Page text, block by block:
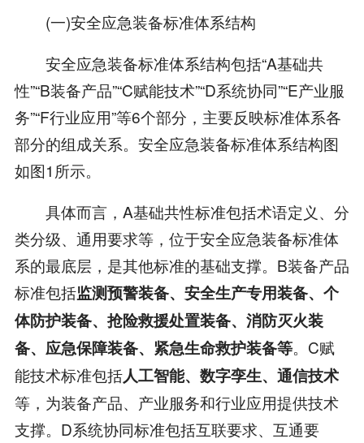
(一)安全应急装备标准体系结构
安全应急装备标准体系结构包括“A基础共
性”“B装备产品”“C赋能技术”“D系统协同”“E产业服
务”“F行业应用”等6个部分，主要反映标准体系各
部分的组成关系。安全应急装备标准体系结构图
如图1所示。
具体而言，A基础共性标准包括术语定义、分
类分级、通用要求等，位于安全应急装备标准体
系的最底层，是其他标准的基础支撑。B装备产品
标准包括监测预警装备、安全生产专用装备、个
体防护装备、抢险救援处置装备、消防灭火装
备、应急保障装备、紧急生命救护装备等。C赋
能技术标准包括人工智能、数字孪生、通信技术
等，为装备产品、产业服务和行业应用提供技术
支撑。D系统协同标准包括互联要求、互通要